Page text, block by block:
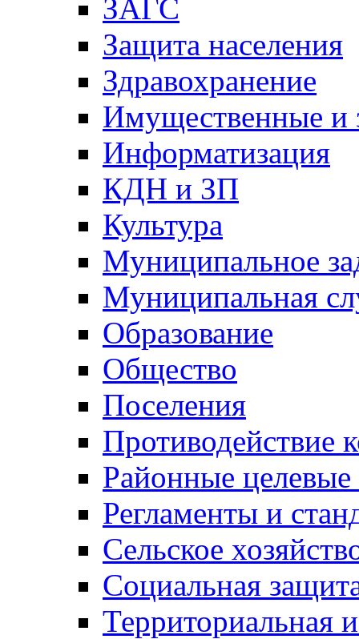
ЗАГС
Защита населения
Здравохранение
Имущественные и
Информатизация
КДН и ЗП
Культура
Муниципальное
Муниципальная
Образование
Общество
Поселения
Противодействие
Районные
Регламенты и
Сельское
Социальная
Территориальная